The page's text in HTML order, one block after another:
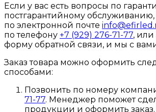
Если у вас есть вопросы по
постгарантийному
по электронной почте
по телефону +7 (929) 276-71-77, или
форму обратной связи, и мы с
Заказ товара можно оформить
способами:
Позвонить по номеру
71-77. Менеджер поможет
продукции и оформить заказ.